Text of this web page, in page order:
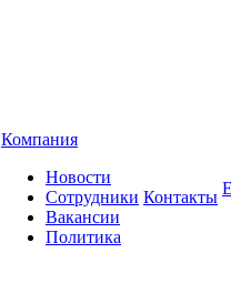
Компания
Новости
Сотрудники
Вакансии
Политика
Контакты